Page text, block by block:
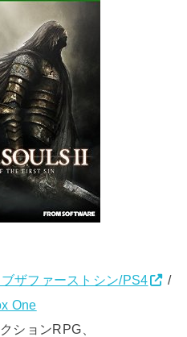
ザファーストシン/PS4
/
One
ションRPG、